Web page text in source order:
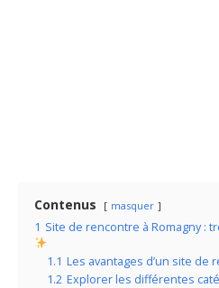
Contenus masquer
1 Site de rencontre à Romagny :
1.1 Les avantages d’un site de
1.2 Explorer les différentes